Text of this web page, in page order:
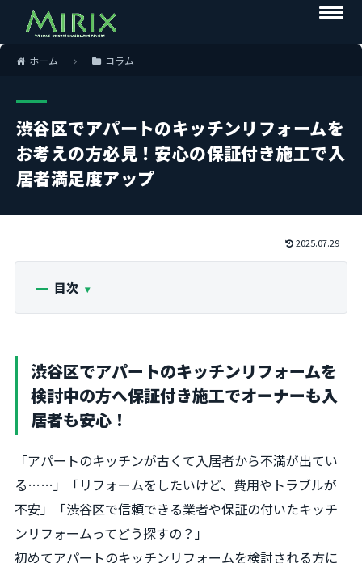
ホーム コラム
渋谷区でアパートのキッチンリフォームを
お考えの方必見！安心の保証付き施工で入
居者満足度アップ
2025.07.29
目次
渋谷区でアパートのキッチンリフォームを
検討中の方へ――保証付き施工でオーナーも入
居者も安心！
「アパートのキッチンが古くて入居者から不満が出てい
る……」「リフォームをしたいけど、費用やトラブルが
不安」「渋谷区で信頼できる業者や保証の付いたキッチ
ンリフォームってどう探すの？」
初めてアパートのキッチンリフォームを検討される方に